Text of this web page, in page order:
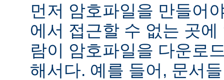
먼저 암호파일을 만들어
에서 접근할 수 없는 곳
람이 암호파일을 다운로
해서다. 예를 들어, 문서